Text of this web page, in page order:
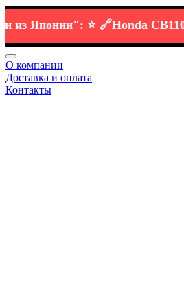
Японии": ⭐️ 🔗 Honda CB1100 -
О компании
Доставка и оплата
Контакты